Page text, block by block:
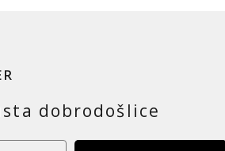
dobrodošlice